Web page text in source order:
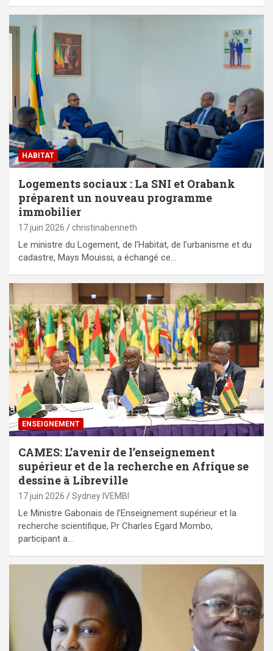
HABITAT
Logements sociaux : La SNI et Orabank
préparent un nouveau programme
immobilier
17 juin 2026 christinabenneth
Le ministre du Logement, de l’Habitat, de l’urbanisme et du
cadastre, Mays Mouissi, a échangé ce…
ENSEIGNEMENT
CAMES: L’avenir de l’enseignement
supérieur et de la recherche en Afrique se
dessine à Libreville
17 juin 2026 Sydney IVEMBI
Le Ministre Gabonais de l’Enseignement supérieur et la
recherche scientifique, Pr Charles Egard Mombo,
participant a…